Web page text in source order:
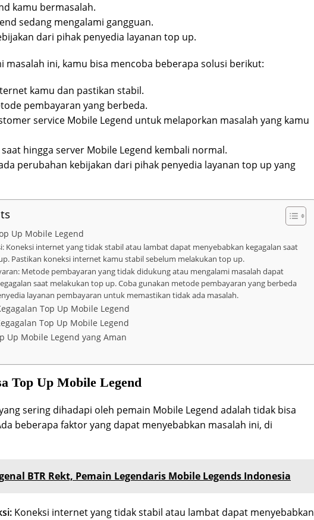
kamu bermasalah.
sedang mengalami gangguan.
dari pihak penyedia layanan top up.
masalah ini, kamu bisa mencoba beberapa solusi berikut:
kamu dan pastikan stabil.
pembayaran yang berbeda.
service Mobile Legend untuk melaporkan masalah yang kamu
hingga server Mobile Legend kembali normal.
perubahan kebijakan dari pihak penyedia layanan top up yang
Up Mobile Legend
Koneksi internet yang tidak stabil atau lambat dapat menyebabkan kegagalan saat
Pastikan koneksi internet kamu stabil sebelum melakukan top up.
Metode pembayaran yang tidak didukung atau mengalami masalah dapat
saat melakukan top up. Coba gunakan metode pembayaran yang berbeda
layanan pembayaran untuk memastikan tidak ada masalah.
Top Up Mobile Legend
Top Up Mobile Legend
Up Mobile Legend yang Aman
Top Up Mobile Legend
sering dihadapi oleh pemain Mobile Legend adalah tidak bisa
beberapa faktor yang dapat menyebabkan masalah ini, di
BTR Rekt, Pemain Legendaris Mobile Legends Indonesia
Koneksi internet yang tidak stabil atau lambat dapat menyebabkan